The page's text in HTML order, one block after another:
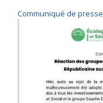
Communiqué de presse